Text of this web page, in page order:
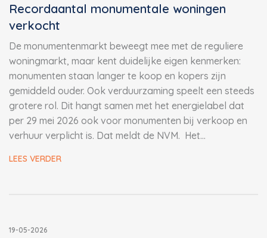
Recordaantal monumentale woningen
verkocht
De monumentenmarkt beweegt mee met de reguliere
woningmarkt, maar kent duidelijke eigen kenmerken:
monumenten staan langer te koop en kopers zijn
gemiddeld ouder. Ook verduurzaming speelt een steeds
grotere rol. Dit hangt samen met het energielabel dat
per 29 mei 2026 ook voor monumenten bij verkoop en
verhuur verplicht is. Dat meldt de NVM. Het…
LEES VERDER
19-05-2026